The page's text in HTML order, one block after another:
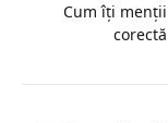
Cum îți